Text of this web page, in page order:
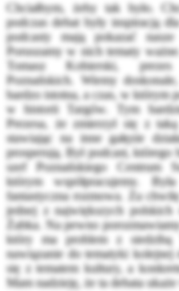
Chciałbym, żeby tak było.
podczas debat były inspiracją
podcasty mają pokazać
Poruszamy w nich tematy
Tomasz Kobierski,
Poznańskich. Wiemy
bardzo istotna, a czas, w którym
w historii Targów. Tym
Prezesa, że zmierzył się z
stawiając na inne gałęzie
prosperują. Był podcast, którego
szef Poznańskiego Centrum
którym współpracujemy.
fantastyczna rozmowa. Za
jednej z największych polskich
Żabka. Na pewno
który ma problem z siedzibą
nawiązanie do tematyki kolejnej
się z tematem kultury, a
Mam nadzieję, że ta debata